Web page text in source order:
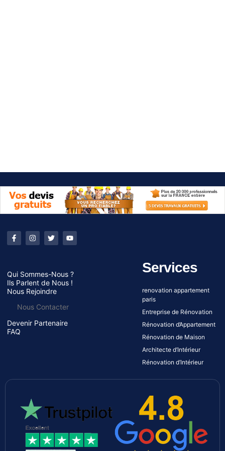
Qui Sommes-Nous ?
Ils Parlent de Nous !
Nous Rejoindre
Nous Contacter
Devenir Partenaire
FAQ
Services
renovation appartement
paris
Entreprise de Rénovation
Rénovation d’Appartement
Rénovation de Maison
Architecte d’Intérieur
Rénovation d’Intérieur